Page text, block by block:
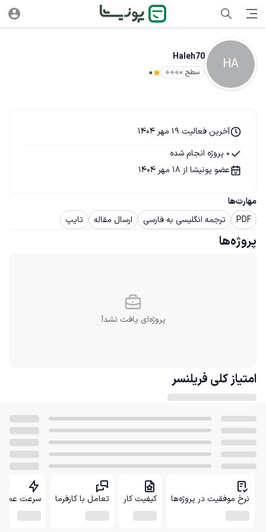
HA
Haleh70
سطح ۰ 0
مهارت‌ها
PDF
ترجمه انگلیسی به فارسی ارسال مقاله تایپ
آخرین فعالیت 19 مهر 1404
0 پروژه انجام شده
عضو پونیشا از 18 مهر 1404
پروژه‌ها
پروژه‌ای یافت نشد!
امتیاز کلی فریلنسر
نرخ موفقیت در پروژه‌ها کیفیت کار تعامل با کارفرما سرعت عمل